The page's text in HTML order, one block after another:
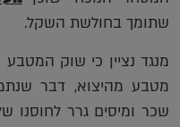
שתומך בחולשת השקל.
מנגד נציין כי שוק
מטבע מהיצוא, דבר
שכר ומיסים גרר